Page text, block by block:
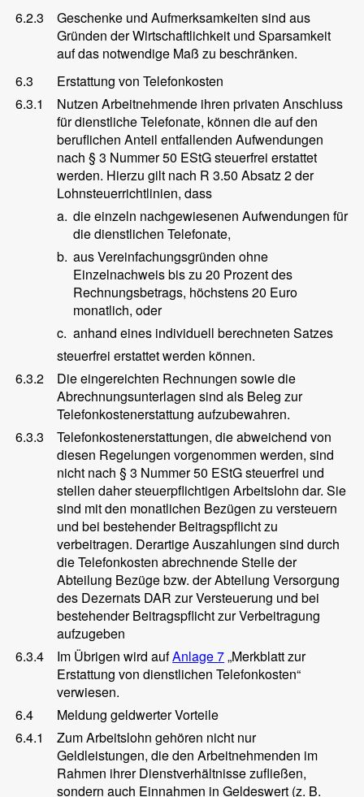
6.2.3
Geschenke und Aufmerksamkeiten sind aus
Gründen der Wirtschaftlichkeit und Sparsamkeit
auf das notwendige Maß zu beschränken.
6.3
Erstattung von Telefonkosten
6.3.1
Nutzen Arbeitnehmende ihren privaten Anschluss
für dienstliche Telefonate, können die auf den
beruflichen Anteil entfallenden Aufwendungen
nach § 3 Nummer 50 EStG steuerfrei erstattet
werden. Hierzu gilt nach R 3.50 Absatz 2 der
Lohnsteuerrichtlinien, dass
a. die einzeln nachgewiesenen Aufwendungen für
die dienstlichen Telefonate,
b. aus Vereinfachungsgründen ohne
Einzelnachweis bis zu 20 Prozent des
Rechnungsbetrags, höchstens 20 Euro
monatlich, oder
c. anhand eines individuell berechneten Satzes
steuerfrei erstattet werden können.
6.3.2
Die eingereichten Rechnungen sowie die
Abrechnungsunterlagen sind als Beleg zur
Telefonkostenerstattung aufzubewahren.
6.3.3
Telefonkostenerstattungen, die abweichend von
diesen Regelungen vorgenommen werden, sind
nicht nach § 3 Nummer 50 EStG steuerfrei und
stellen daher steuerpflichtigen Arbeitslohn dar. Sie
sind mit den monatlichen Bezügen zu versteuern
und bei bestehender Beitragspflicht zu
verbeitragen. Derartige Auszahlungen sind durch
die Telefonkosten abrechnende Stelle der
Abteilung Bezüge bzw. der Abteilung Versorgung
des Dezernats DAR zur Versteuerung und bei
bestehender Beitragspflicht zur Verbeitragung
aufzugeben
6.3.4
Im Übrigen wird aufAnlage 7„Merkblatt zur
Erstattung von dienstlichen Telefonkosten“
verwiesen.
6.4
Meldung geldwerter Vorteile
6.4.1
Zum Arbeitslohn gehören nicht nur
Geldleistungen, die den Arbeitnehmenden im
Rahmen ihrer Dienstverhältnisse zufließen,
sondern auch Einnahmen in Geldeswert (z. B.